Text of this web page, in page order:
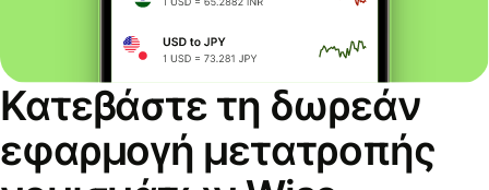
Κατεβάστε τη δωρεάν
εφαρμογή μετατροπής